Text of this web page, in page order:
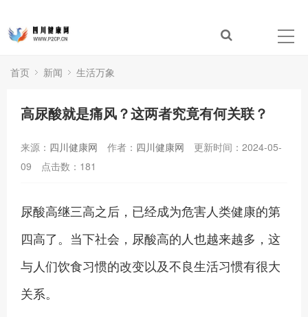
首页 新闻 生活万象
高尿酸就是痛风？这两者究竟有何关联？
来源： 四川健康网 作者： 四川健康网
更新时间：2024-05-
09
点击数： 181
尿酸高继三高之后，已经成为危害人类健康的第
四高了。当下社会，尿酸高的人也越来越多，这
与人们饮食习惯的改变以及不良生活习惯有很大
关系。